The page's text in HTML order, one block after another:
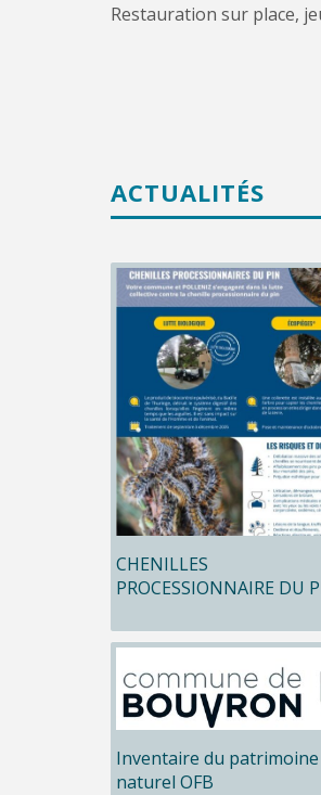
Restauration sur place,
ACTUALITÉS
CHENILLES
PROCESSIONNAIRE DU
Inventaire du patrimoine
naturel OFB